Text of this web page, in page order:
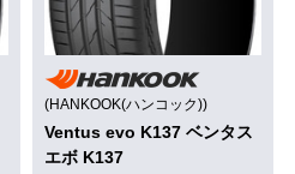
(HANKOOK(ハンコック))
Ventus evo K137 ベンタス
エボ K137